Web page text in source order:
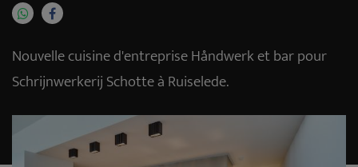
Nouvelle cuisine d'entreprise Håndwerk et bar pour
Schrijnwerkerij Schotte à Ruiselede.